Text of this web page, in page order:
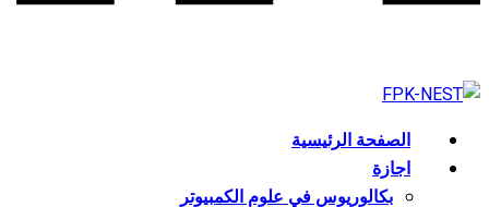
الصفحة الرئيسية
اجازة
بكالوريوس في علوم الكمبيوتر